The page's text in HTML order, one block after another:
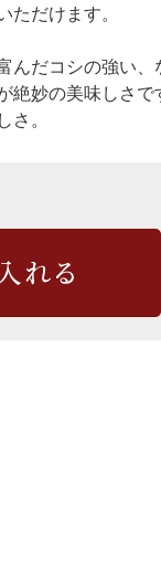
ただけます。
だコシの強い、
絶妙の美味しさで
さ。